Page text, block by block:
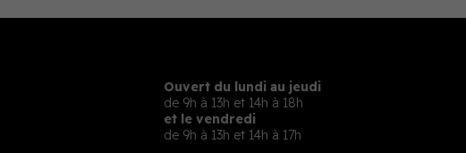
Ouvert du lundi au jeudi
de 9h à 13h et 14h à 18h
et le vendredi
de 9h à 13h et 14h à 17h